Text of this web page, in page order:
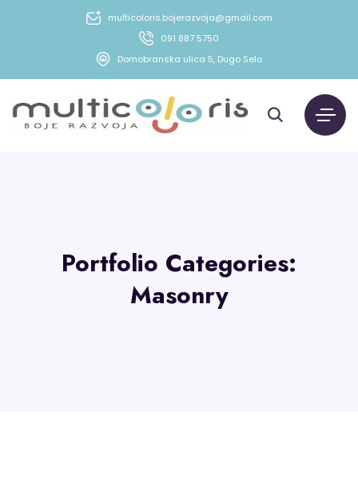
multicoloris.bojerazvoja@gmail.com
091 887 5750
Domobranska ulica 5, Dugo Selo
Portfolio Categories:
Masonry